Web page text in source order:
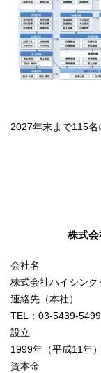
2027年末まで115名
株式
会社名
株式会社ハイシンク
連絡先（本社）
TEL：03-5439-5499
設立
1999年（平成11年
資本金